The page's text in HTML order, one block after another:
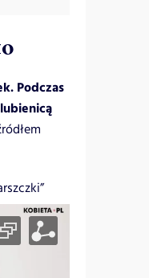
Podczas